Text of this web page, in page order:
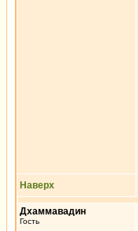
Наверх
Дхаммавадин
Гость